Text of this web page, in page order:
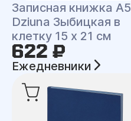
Записная книжка A5
Dziuna Зыбицкая в
клетку 15 x 21 см
622 ₽
Ежедневники